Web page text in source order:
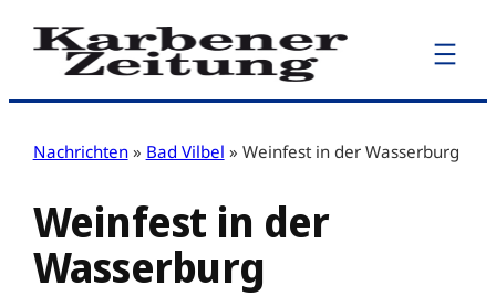
Zum
Inhalt
Nachrichten » Bad Vilbel » Weinfest in der Wasserburg
Weinfest in der
Wasserburg